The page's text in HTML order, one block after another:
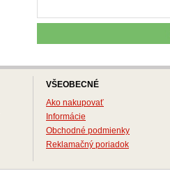
VŠEOBECNÉ
Ako nakupovať
Informácie
Obchodné podmienky
Reklamačný poriadok